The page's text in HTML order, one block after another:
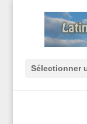
Sélectionner